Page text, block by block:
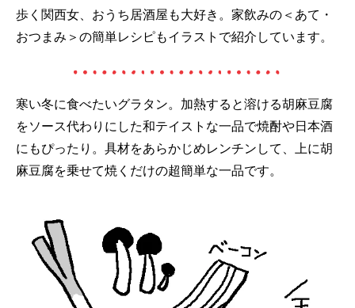
歩く関西女、おうち居酒屋も大好き。家飲みの＜あて・
おつまみ＞の簡単レシピもイラストで紹介しています。
寒い冬に食べたいグラタン。加熱すると溶ける胡麻豆腐
をソース代わりにした和テイストな一品で焼酎や日本酒
にもぴったり。具材をあらかじめレンチンして、上に胡
麻豆腐を乗せて焼くだけの超簡単な一品です。